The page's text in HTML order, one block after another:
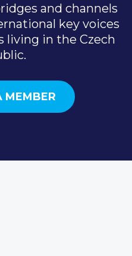
and channels
key voices
living in the Czech
MEMBER